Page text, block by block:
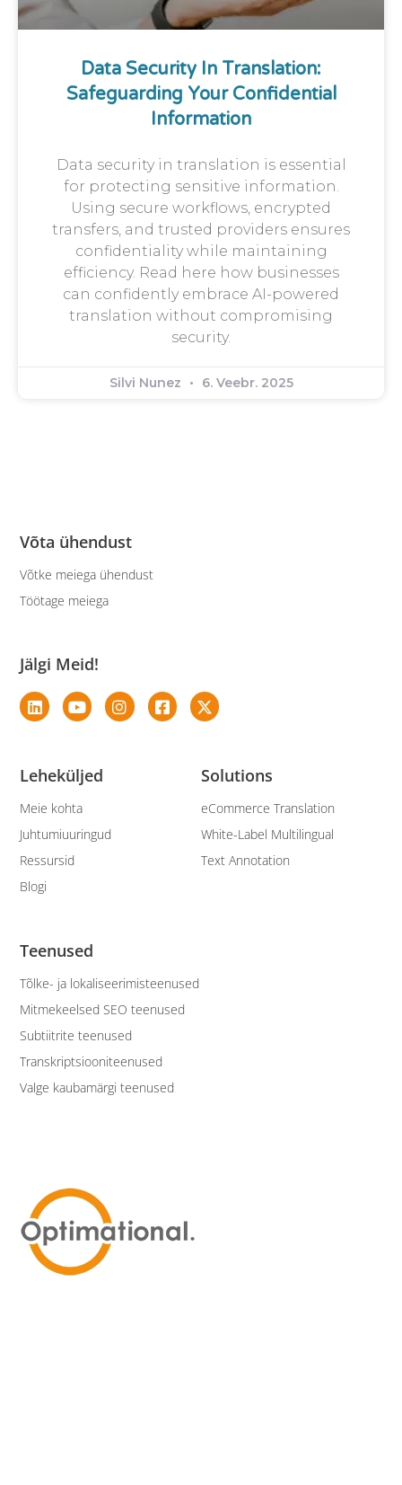
Data Security In Translation:
Safeguarding Your Confidential
Information
Data security in translation is essential
for protecting sensitive information.
Using secure workflows, encrypted
transfers, and trusted providers ensures
confidentiality while maintaining
efficiency. Read here how businesses
can confidently embrace AI-powered
translation without compromising
security.
Silvi Nunez 6. Veebr. 2025
Teenused
Tõlke- ja lokaliseerimisteenused
Mitmekeelsed SEO teenused
Subtiitrite teenused
Transkriptsiooniteenused
Valge kaubamärgi teenused
Solutions
eCommerce Translation
White-Label Multilingual
Text Annotation
Leheküljed
Meie kohta
Juhtumiuuringud
Ressursid
Blogi
Võta ühendust
Võtke meiega ühendust
Töötage meiega
Jälgi Meid!